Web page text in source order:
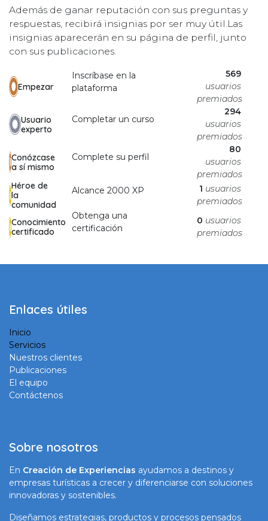
Además de ganar reputación con sus preguntas y
respuestas, recibirá insignias por ser muy útil.Las
insignias aparecerán en su página de perfil, junto
con sus publicaciones.
Empezar
Inscríbase en la
plataforma
569
usuarios
premiados
Usuario
experto
Completar un curso
294
usuarios
premiados
Conózcase
a sí mismo
Complete su perfil
80
usuarios
premiados
Héroe de
la
comunidad
Alcance 2000 XP 1 usuarios
premiados
Conocimiento
certificado
Obtenga una
certificación
0 usuarios
premiados
Enlaces útiles
Inicio
Servicios
Nuestros clientes
Publicaciones
El equipo
Contáctenos
Sobre nosotros
En Creación de Experiencias ayudamos a destinos y
empresas turísticas a crecer y diferenciarse con soluciones
innovadoras y sostenibles.
Diseñamos estrategias, productos y procesos pensados